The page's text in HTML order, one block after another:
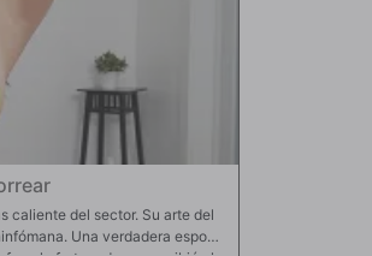
caliente del sector. Su arte del
Una verdadera esposa